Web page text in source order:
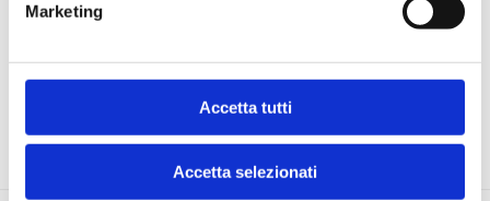
Marketing
Accetta tutti
Accetta selezionati